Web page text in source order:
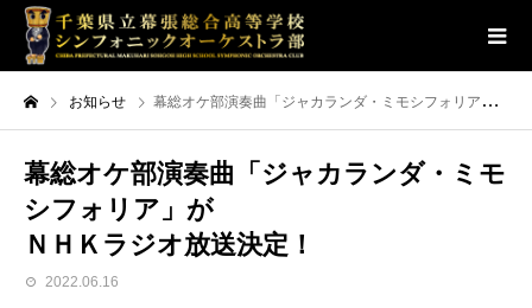
お知らせ 幕総オケ部演奏曲「ジャカランダ・ミモシフォリア」がＮＨＫラジオ放送決定！
幕総オケ部演奏曲「ジャカランダ・ミモ
シフォリア」が
ＮＨＫラジオ放送決定！
2022.06.16